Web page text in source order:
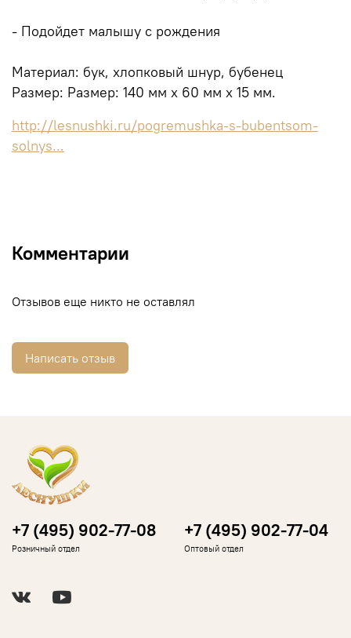
- Подойдет малышу с рождения
Материал: бук, хлопковый шнур, бубенец
Размер: Размер: 140 мм х 60 мм х 15 мм.
http://lesnushki.ru/pogremushka-s-bubentsom-
solnys...
Комментарии
Отзывов еще никто не оставлял
Написать отзыв
+7 (495) 902-77-08
Розничный отдел
+7 (495) 902-77-04
Оптовый отдел